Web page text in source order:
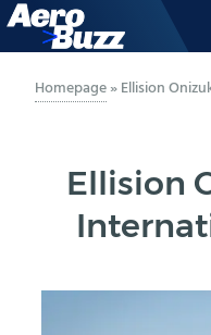
GENERAL AVIATION
LUFTVERKEHR
Homepage»Ellision
Ellision